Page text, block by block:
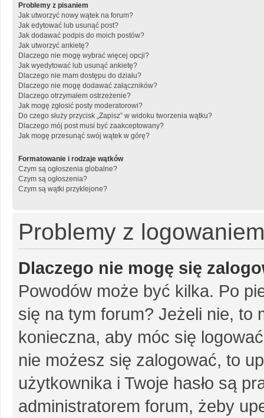
Problemy z pisaniem
Jak utworzyć nowy wątek na forum?
Jak edytować lub usunąć post?
Jak dodawać podpis do moich postów?
Jak utworzyć ankietę?
Dlaczego nie mogę wybrać więcej opcji?
Jak wyedytować lub usunąć ankietę?
Dlaczego nie mam dostępu do działu?
Dlaczego nie mogę dodawać załączników?
Dlaczego otrzymałem ostrzeżenie?
Jak mogę zgłosić posty moderatorowi?
Do czego służy przycisk „Zapisz” w widoku tworzenia wątku?
Dlaczego mój post musi być zaakceptowany?
Jak mogę przesunąć swój wątek w górę?
Formatowanie i rodzaje wątków
Czym są ogłoszenia globalne?
Czym są ogłoszenia?
Czym są wątki przyklejone?
Problemy z
Dlaczego nie mogę się
Powodów może być kilka. Po
się na tym forum? Jeżeli nie, to
konieczna, aby móc się
nie możesz się zalogować, to
użytkownika i Twoje hasło są
administratorem forum, żeby